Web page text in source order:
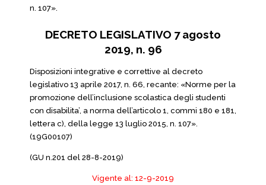
n. 107».
DECRETO LEGISLATIVO 7 agosto
2019, n. 96
Disposizioni integrative e correttive al decreto
legislativo 13 aprile 2017, n. 66, recante: «Norme per la
promozione dell’inclusione scolastica degli studenti
con disabilita’, a norma dell’articolo 1, commi 180 e 181,
lettera c), della legge 13 luglio 2015, n. 107».
(19G00107)
(GU n.201 del 28-8-2019)
Vigente al: 12-9-2019